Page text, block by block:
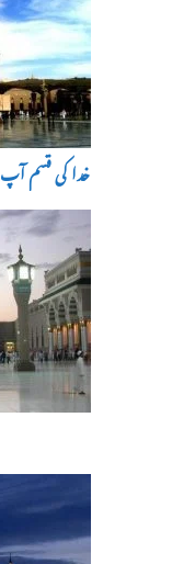
خدا کی قسم آپ